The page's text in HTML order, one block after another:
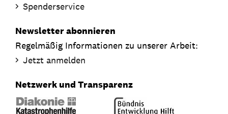
Spenderservice
Newsletter abonnieren
Regelmäßig Informationen zu unserer Arbeit:
Jetzt anmelden
Netzwerk und Transparenz